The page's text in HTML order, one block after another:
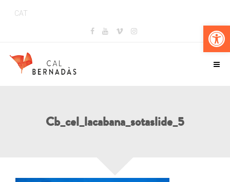
CAT
Cb_cel_lacabana_sotaslide_5